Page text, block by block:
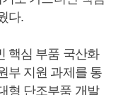
다.
핵심 부품 국산화
부 지원 과제를 통
형 단조부품 개발